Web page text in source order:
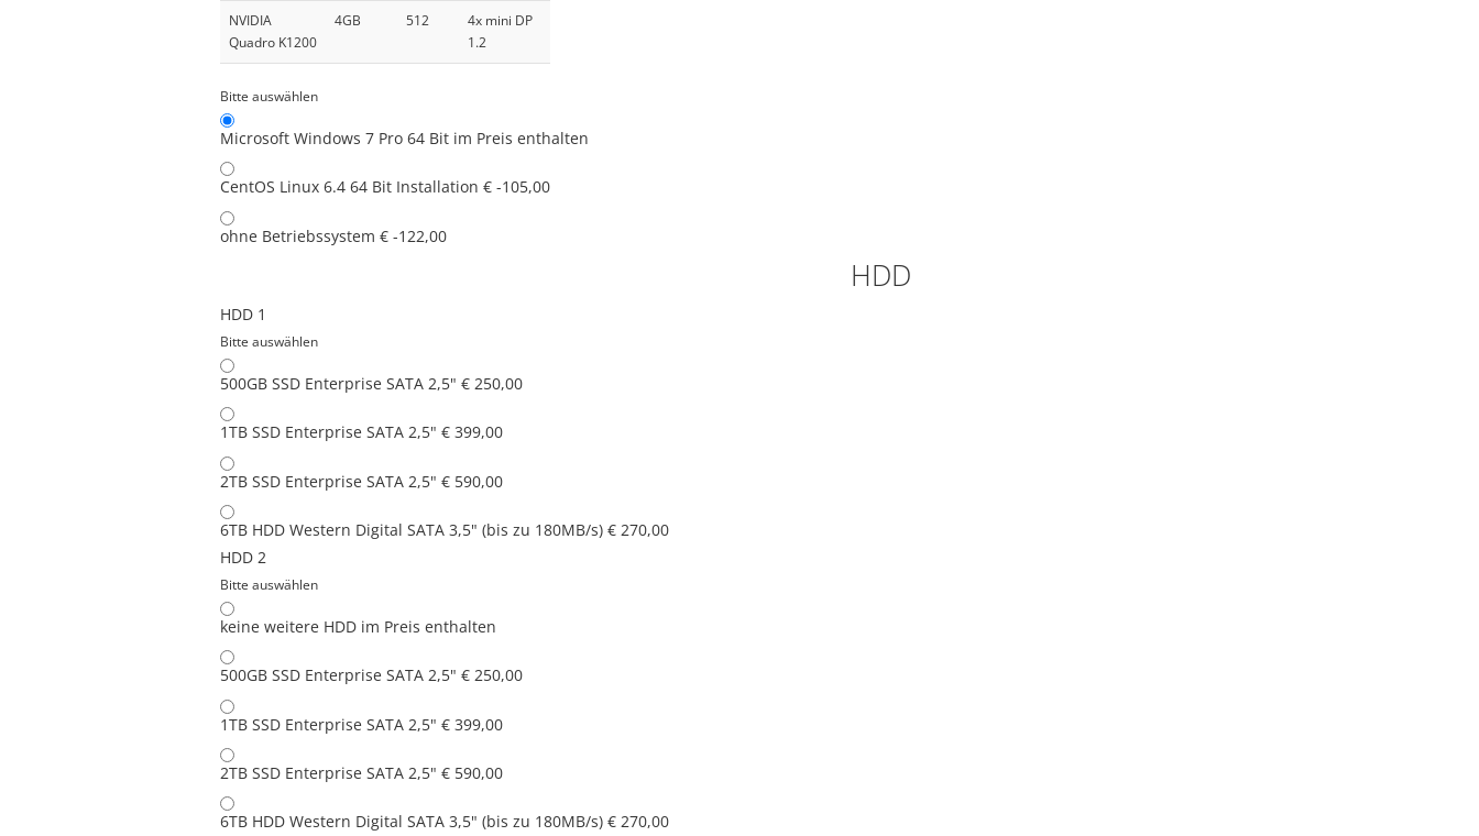
NVIDIA
Quadro K1200
4GB 512
4x mini DP
1.2
Bitte auswählen
Microsoft Windows 7 Pro 64 Bit im Preis enthalten
CentOS Linux 6.4 64 Bit Installation € -105,00
ohne Betriebssystem € -122,00
HDD
HDD 1
Bitte auswählen
500GB SSD Enterprise SATA 2,5" € 250,00
1TB SSD Enterprise SATA 2,5" € 399,00
2TB SSD Enterprise SATA 2,5" € 590,00
6TB HDD Western Digital SATA 3,5" (bis zu 180MB/s) € 270,00
HDD 2
Bitte auswählen
keine weitere HDD im Preis enthalten
500GB SSD Enterprise SATA 2,5" € 250,00
1TB SSD Enterprise SATA 2,5" € 399,00
2TB SSD Enterprise SATA 2,5" € 590,00
6TB HDD Western Digital SATA 3,5" (bis zu 180MB/s) € 270,00